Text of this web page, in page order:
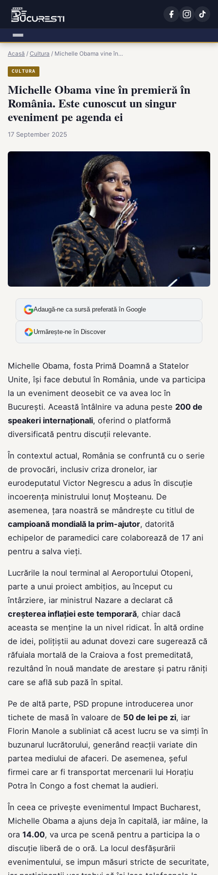
Acasă / Cultura / Michelle Obama vine în…
CULTURA
Michelle Obama vine în premieră în
România. Este cunoscut un singur
eveniment pe agenda ei
17 September 2025
Adaugă-ne ca sursă preferată în Google
Urmărește-ne în Discover
Michelle Obama, fosta Primă Doamnă a Statelor
Unite, își face debutul în România, unde va participa
la un eveniment deosebit ce va avea loc în
București. Această întâlnire va aduna peste 200 de
speakeri internaționali, oferind o platformă
diversificată pentru discuții relevante.
În contextul actual, România se confruntă cu o serie
de provocări, inclusiv criza dronelor, iar
eurodeputatul Victor Negrescu a adus în discuție
incoerența ministrului Ionuț Moșteanu. De
asemenea, țara noastră se mândrește cu titlul de
campioană mondială la prim-ajutor, datorită
echipelor de paramedici care colaborează de 17 ani
pentru a salva vieți.
Lucrările la noul terminal al Aeroportului Otopeni,
parte a unui proiect ambițios, au început cu
întârziere, iar ministrul Nazare a declarat că
creșterea inflației este temporară, chiar dacă
aceasta se menține la un nivel ridicat. În altă ordine
de idei, polițiștii au adunat dovezi care sugerează că
răfuiala mortală de la Craiova a fost premeditată,
rezultând în nouă mandate de arestare și patru răniți
care se află sub pază în spital.
Pe de altă parte, PSD propune introducerea unor
tichete de masă în valoare de 50 de lei pe zi, iar
Florin Manole a subliniat că acest lucru se va simți în
buzunarul lucrătorului, generând reacții variate din
partea mediului de afaceri. De asemenea, șeful
firmei care ar fi transportat mercenarii lui Horațiu
Potra în Congo a fost chemat la audieri.
În ceea ce privește evenimentul Impact Bucharest,
Michelle Obama a ajuns deja în capitală, iar mâine, la
ora 14.00, va urca pe scenă pentru a participa la o
discuție liberă de o oră. La locul desfășurării
evenimentului, se impun măsuri stricte de securitate,